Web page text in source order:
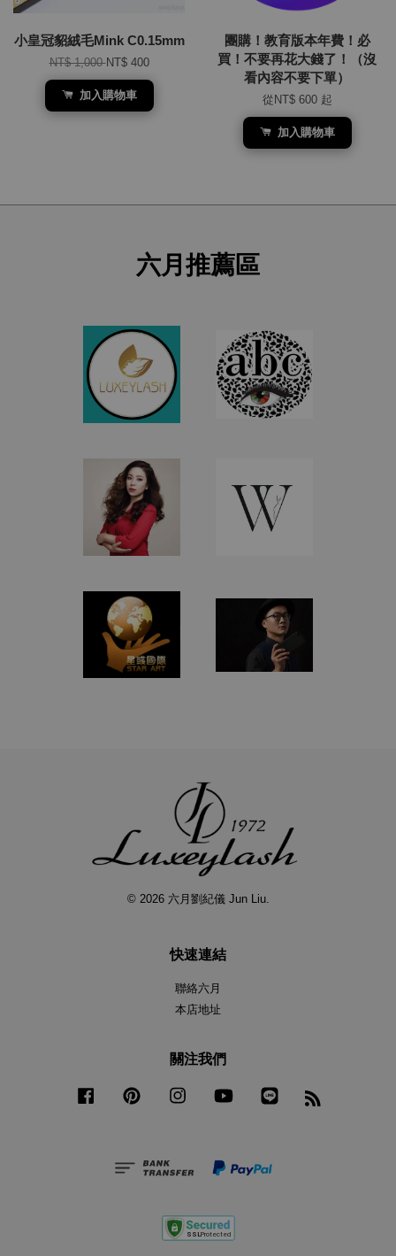
小皇冠貂絨毛Mink C0.15mm
NT$ 1,000NT$ 400
加入購物車
團購！教育版本年費！必
買！不要再花大錢了！（沒
看內容不要下單）
從 NT$ 600 起
加入購物車
六月推薦區
© 2026 六月劉紀儀 Jun Liu.
快速連結
聯絡六月
本店地址
關注我們
Facebook Pinterest Instagram YouTube